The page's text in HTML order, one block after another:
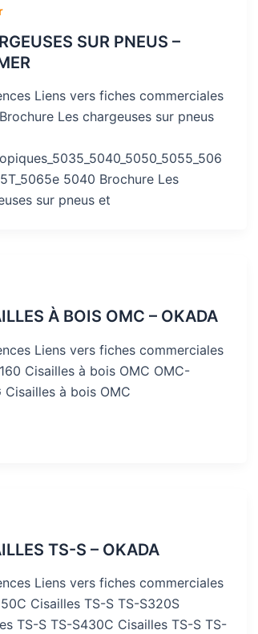
SUR PNEUS –
Liens vers fiches commerciales
Les chargeuses sur pneus
5040 Brochure Les
sur pneus et
À BOIS OMC – OKADA
Liens vers fiches commerciales
Cisailles à bois OMC OMC-
Cisailles à bois OMC
TS-S – OKADA
Liens vers fiches commerciales
Cisailles TS-S TS-S320S
TS-S TS-S430C Cisailles TS-S TS-